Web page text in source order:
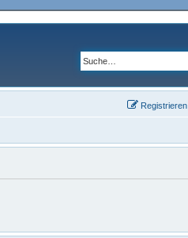
Registrieren